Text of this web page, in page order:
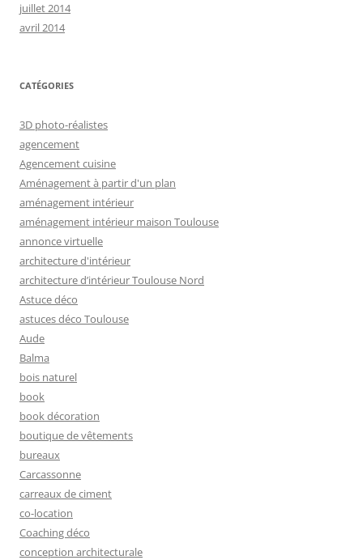
juillet 2014
avril 2014
CATÉGORIES
3D photo-réalistes
agencement
Agencement cuisine
Aménagement à partir d'un plan
aménagement intérieur
aménagement intérieur maison Toulouse
annonce virtuelle
architecture d'intérieur
architecture d’intérieur Toulouse Nord
Astuce déco
astuces déco Toulouse
Aude
Balma
bois naturel
book
book décoration
boutique de vêtements
bureaux
Carcassonne
carreaux de ciment
co-location
Coaching déco
conception architecturale